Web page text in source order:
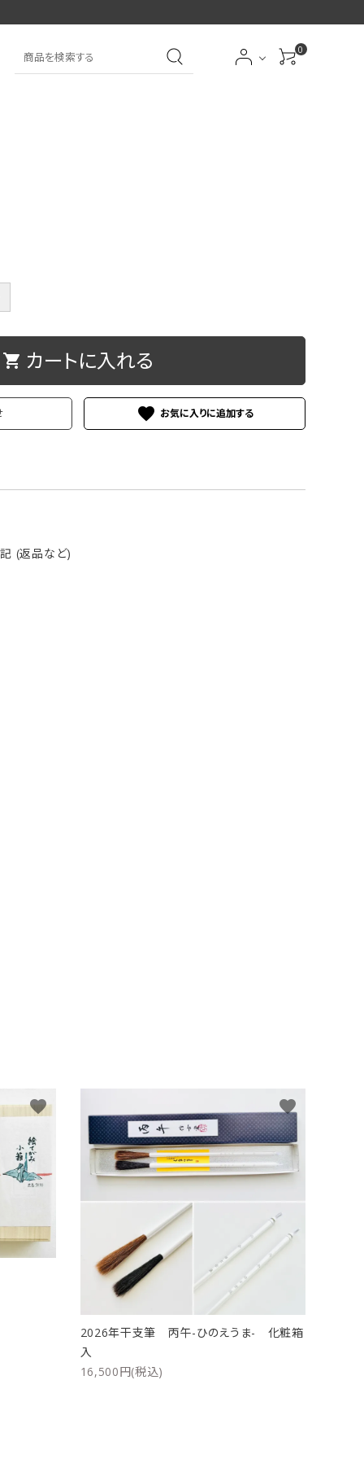
限定品
アイシャドーブラシ
ケース 洗浄剤・その他
0
shopping_cart カートに入れる
favorite
(返品など)
favorite
2026年干支筆 丙午-ひのえうま- 化粧箱
入
16,500円(税込)
favorite